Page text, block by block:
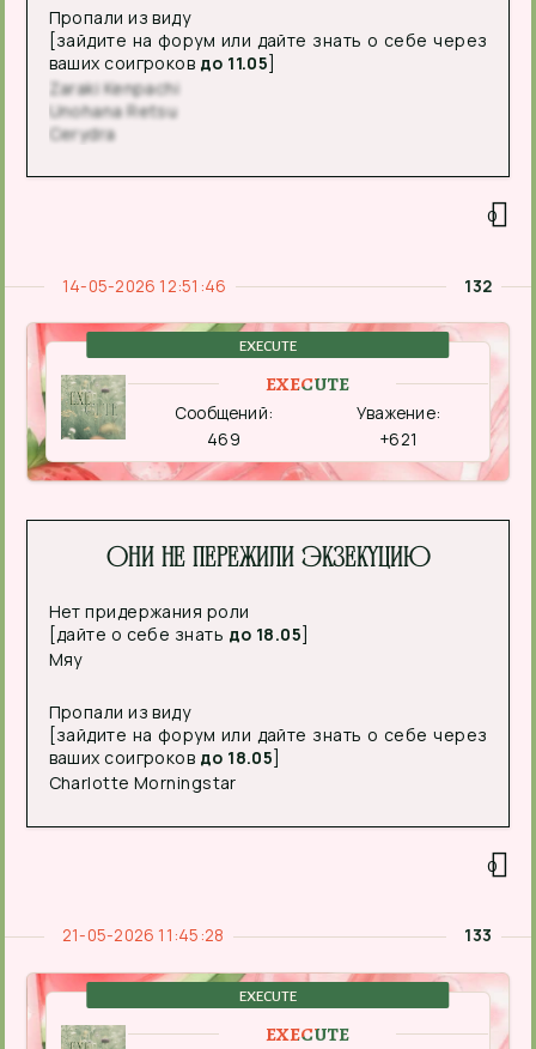
Пропали из виду
[зайдите на форум или дайте знать о себе через
ваших соигроков до 11.05]
Zaraki Kenpachi
Unohana Retsu
Cerydra
0
132
14-05-2026 12:51:46
EXECUTE
EXECUTE
Сообщений:
469
Уважение:
+621
Они не пережили экзекуцию
Нет придержания роли
[дайте о себе знать до 18.05
Мяу
Пропали из виду
[зайдите на форум или дайте знать о себе через
ваших соигроков до 18.05
Charlotte Morningstar
0
133
21-05-2026 11:45:28
EXECUTE
EXECUTE